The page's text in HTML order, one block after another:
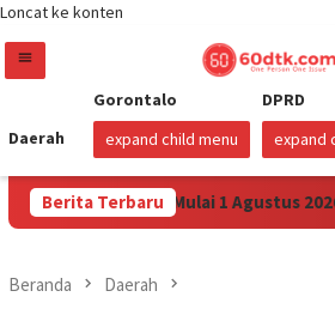
Loncat ke konten
Daerah
Gorontalo
expand child menu
DPRD
expand
Berita Terbaru
di Sulawesi Mulai 1 Agustus 2026
Beranda Daerah